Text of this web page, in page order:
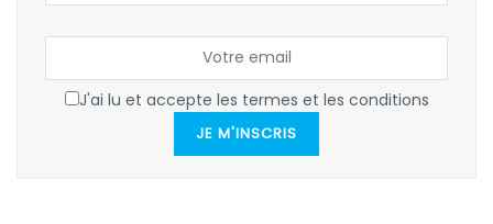
J'ai lu et accepte les termes et les conditions
JE M'INSCRIS